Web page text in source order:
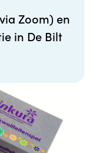
Zoom) en
in De Bilt